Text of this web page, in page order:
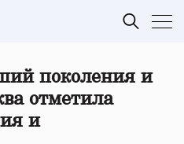
поколения и
отметила
и